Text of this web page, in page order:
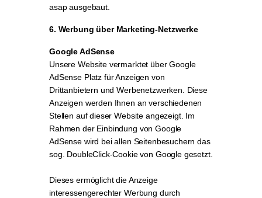
asap ausgebaut.
6. Werbung über Marketing-Netzwerke
Google AdSense
Unsere Website vermarktet über Google
AdSense Platz für Anzeigen von
Drittanbietern und Werbenetzwerken. Diese
Anzeigen werden Ihnen an verschiedenen
Stellen auf dieser Website angezeigt. Im
Rahmen der Einbindung von Google
AdSense wird bei allen Seitenbesuchern das
sog. DoubleClick-Cookie von Google gesetzt.
Dieses ermöglicht die Anzeige
interessengerechter Werbung durch